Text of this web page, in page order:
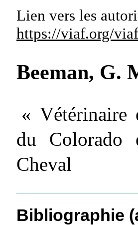
Lien vers les
https://viaf.org/
Beeman, G.
« Vétérinaire
du Colorado
Cheval
Bibliographie